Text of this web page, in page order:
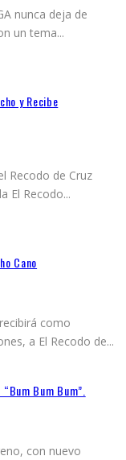
nunca deja de
un tema...
y Recibe
Recodo de Cruz
El Recodo...
Cano
como
a El Recodo de...
Bum Bum”.
con nuevo